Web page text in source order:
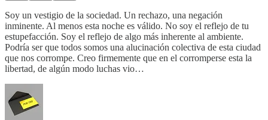
Soy un vestigio de la sociedad. Un rechazo, una negación
inminente. Al menos esta noche es válido. No soy el reflejo de tu
estupefacción. Soy el reflejo de algo más inherente al ambiente.
Podría ser que todos somos una alucinación colectiva de esta ciudad
que nos corrompe. Creo firmemente que en el corromperse esta la
libertad, de algún modo luchas vio…